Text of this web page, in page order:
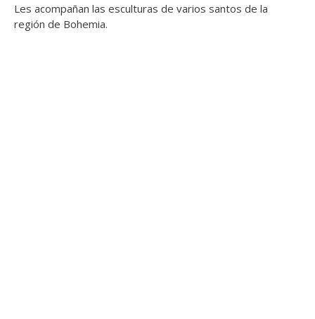
Les acompañan las esculturas de varios santos de la
región de Bohemia.